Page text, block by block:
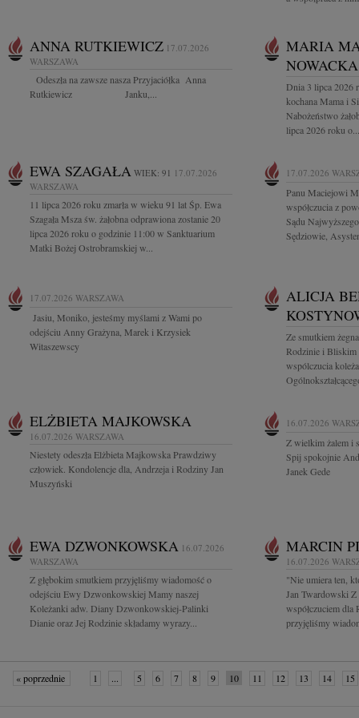
ANNA RUTKIEWICZ 17.07.2026
WARSZAWA
Odeszła na zawsze nasza Przyjaciółka Anna
Rutkiewicz Janku,...
MARIA
NOWACKA
Dnia 3 lipca 2026
kochana Mama i
Nabożeństwo
lipca 2026 roku o...
EWA SZAGAŁA WIEK: 91 17.07.2026
WARSZAWA
11 lipca 2026 roku zmarła w wieku 91 lat Śp. Ewa
Szagała Msza św. żałobna odprawiona zostanie 20
lipca 2026 roku o godzinie 11:00 w Sanktuarium
Matki Bożej Ostrobramskiej w...
17.07.2026
Panu Maciejowi
współczucia z
Sądu
Sędziowie,
17.07.2026 WARSZAWA
Jasiu, Moniko, jesteśmy myślami z Wami po
odejściu Anny Grażyna, Marek i Krzysiek
Witaszewscy
ALICJA
Ze smutkiem
Rodzinie i Bliskim
wspólczucia
ELŻBIETA MAJKOWSKA
16.07.2026 WARSZAWA
Niestety odeszła Elżbieta Majkowska Prawdziwy
człowiek. Kondolencje dla, Andrzeja i Rodziny Jan
Muszyński
16.07.2026
Z wielkim żalem i
Spij spokojnie
Janek Gede
EWA DZWONKOWSKA 16.07.2026
WARSZAWA
Z głębokim smutkiem przyjęliśmy wiadomość o
odejściu Ewy Dzwonkowskiej Mamy naszej
Koleżanki adw. Diany Dzwonkowskiej-Palinki
Dianie oraz Jej Rodzinie składamy wyrazy...
MARCIN
16.07.2026
"Nie umiera ten,
Jan Twardowski Z
współczuciem
przyjęliśmy
« poprzednie 1 ... 5 6 7 8 9 10 11 12 13 14 15